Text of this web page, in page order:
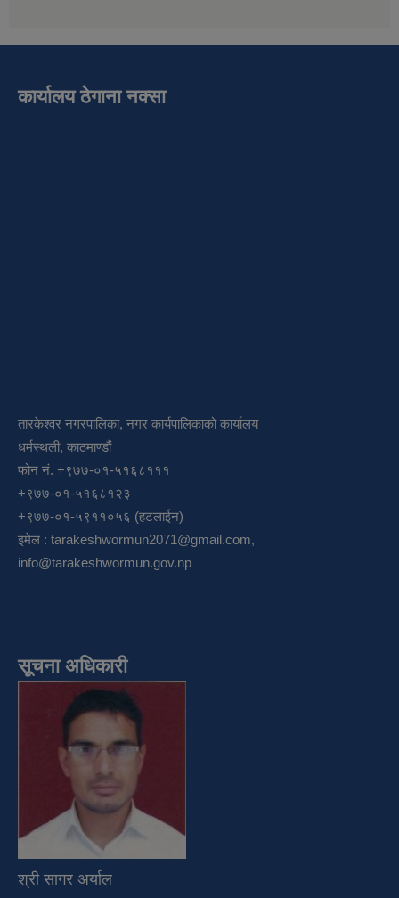
कार्यालय ठेगाना नक्सा
तारकेश्वर नगरपालिका, नगर कार्यपालिकाको कार्यालय
धर्मस्थली, काठमाण्डौं
फोन नं. +९७७-०१-५१६८१११
+९७७-०१-५१६८१२३
+९७७-०१-५९११०५६ (हटलाईन)
इमेल : tarakeshwormun2071@gmail.com,
info@tarakeshwormun.gov.np
सूचना अधिकारी
श्री सागर अर्याल